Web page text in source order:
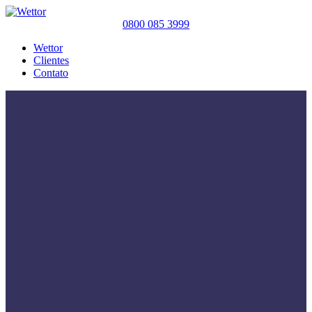
0800 085 3999
Wettor
Clientes
Contato